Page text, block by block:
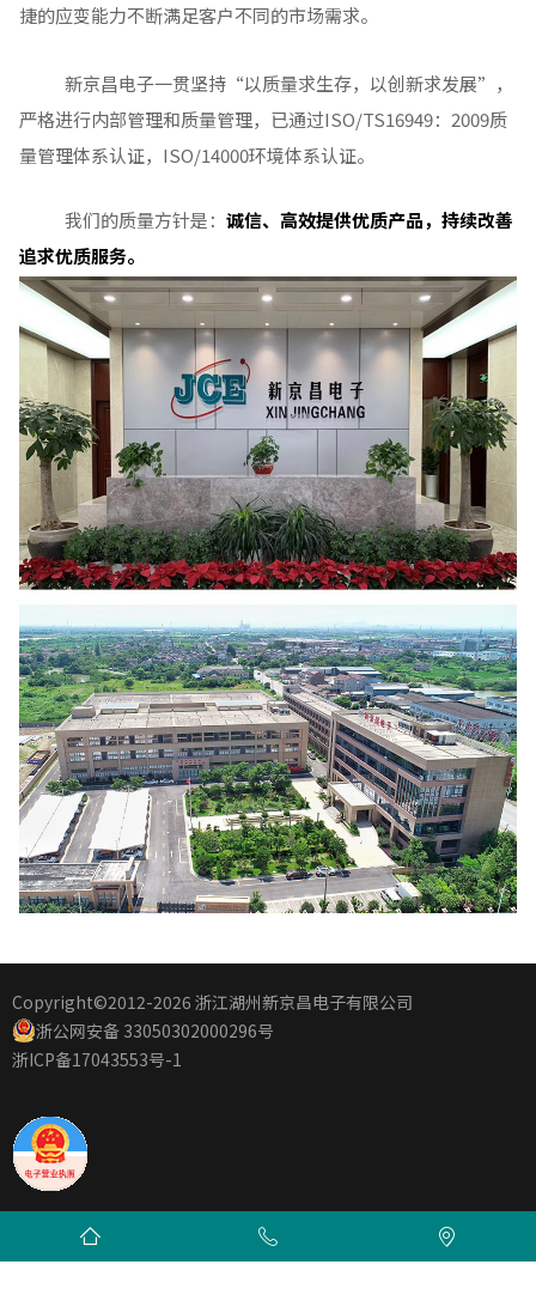
捷的应变能力不断满足客户不同的市场需求。
新京昌电子一贯坚持“以质量求生存，以创新求发展”，
严格进行内部管理和质量管理，已通过ISO/TS16949：2009质
量管理体系认证，ISO/14000环境体系认证。
我们的质量方针是： 诚信、高效提供优质产品，持续改善
追求优质服务。
Copyright©2012-2026 浙江湖州新京昌电子有限公司
浙公网安备 33050302000296号
浙ICP备17043553号-1
  